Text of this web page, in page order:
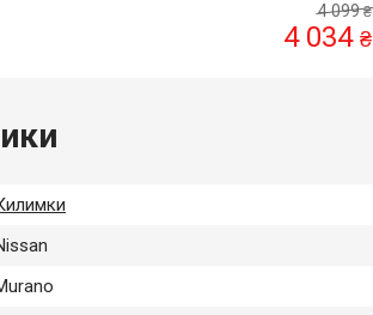
4 099₴
4 034 ₴